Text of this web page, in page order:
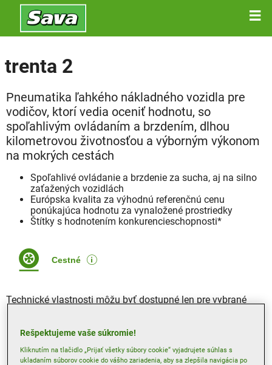
trenta 2
Pneumatika ľahkého nákladného vozidla pre
vodičov, ktorí vedia oceniť hodnotu, so
spoľahlivým ovládaním a brzdením, dlhou
kilometrovou životnosťou a výborným výkonom
na mokrých cestách
Spoľahlivé ovládanie a brzdenie za sucha, aj na silno
zaťažených vozidlách
Európska kvalita za výhodnú referenčnú cenu
ponúkajúca hodnotu za vynaložené prostriedky
Štítky s hodnotením konkurencieschopnosti*
Cestné
Technické vlastnosti môžu byť dostupné len pre vybrané
Rešpektujeme vaše súkromie!
Kliknutím na tlačidlo „Prijať všetky súbory cookie“ vyjadrujete súhlas s
ukladaním súborov cookie do vášho zariadenia, aby sa zlepšila navigácia po